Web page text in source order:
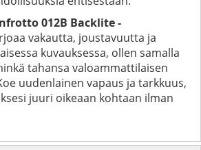
012B Backlite -
vakautta, joustavuutta ja
kuvauksessa, ollen samalla
tahansa valoammattilaisen
uudenlainen vapaus ja tarkkuus,
juuri oikeaan kohtaan ilman